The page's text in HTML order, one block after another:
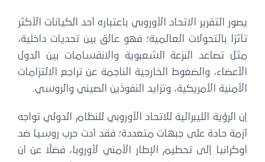
يصور التقرير الاتحاد الأوروبي باعتباره أحد الكيانات الأكثر
تأثرًا بالتحولات العالمية؛ فهو عالق بين تحديات داخلية،
مثل تصاعد النزعة الشعبوية والانقسامات بين الدول
الأعضاء، والضغوط الخارجية الناجمة عن تراجع الالتزامات
الأمنية الأمريكية، وتزايد النفوذَين الصيني والروسي.
إن الرؤية الليبرالية للاتحاد الأوروبي للنظام الدولي تواجه
أزمة حادة على جبهات متعددة؛ فقد أدت حرب روسيا ضد
أوكرانيا إلى تحطيم الإطار الأمني ​​لأوروبا، فضلًا عن أن